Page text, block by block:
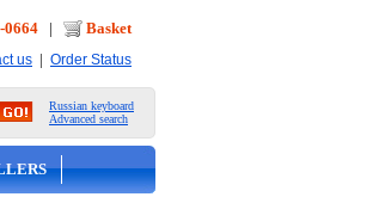
0664 | Basket
us | Order Status
Russian keyboard
Advanced search